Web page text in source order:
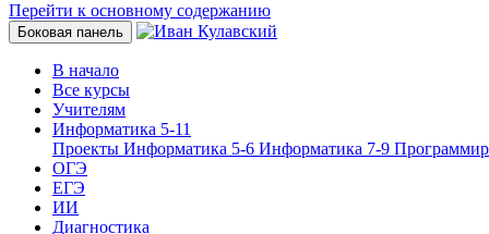
Перейти к основному содержанию
Боковая панель
В начало
Все курсы
Учителям
Информатика 5-11
Проекты Информатика 5-6 Информатика 7-9
ОГЭ
ЕГЭ
ИИ
Диагностика